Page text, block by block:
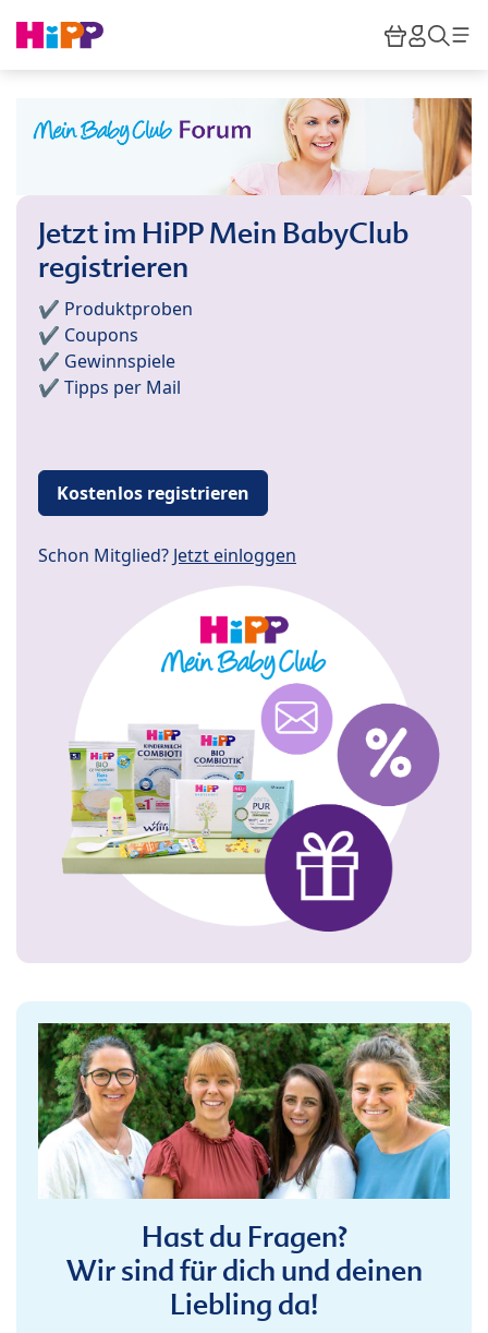
HiPP
Jetzt im HiPP Mein BabyClub
registrieren
✔️ Produktproben
✔️ Coupons
✔️ Gewinnspiele
✔️ Tipps per Mail
Kostenlos registrieren
Schon Mitglied? Jetzt einloggen
Hast du Fragen?
Wir sind für dich und deinen
Liebling da!